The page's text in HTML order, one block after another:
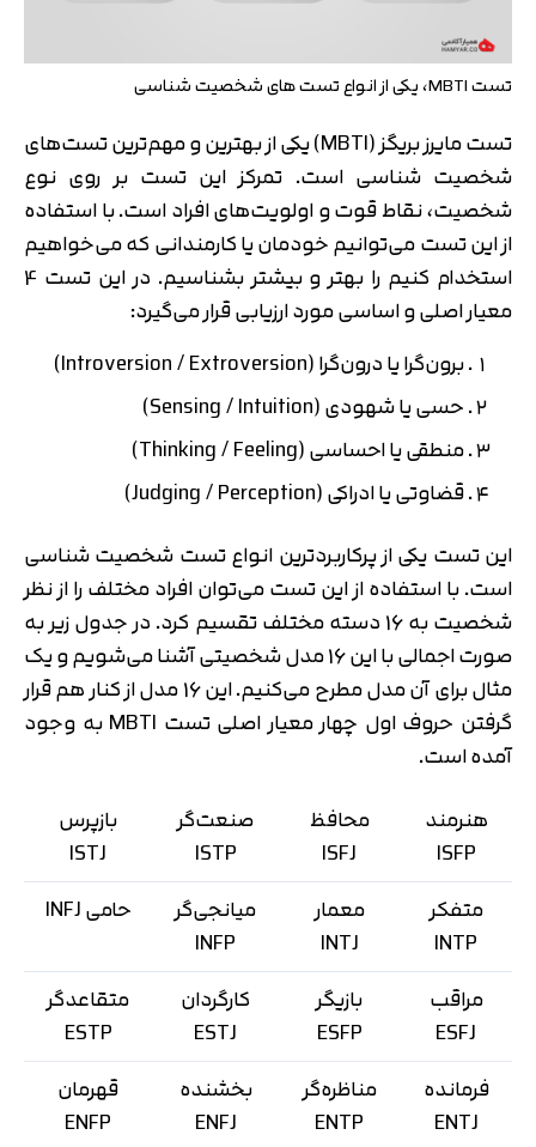
تست MBTI، یکی از انواع تست های شخصیت شناسی
تست مایرز بریگز (MBTI) یکی از بهترین و مهم‌ترین تست‌های
شخصیت شناسی است. تمرکز این تست بر روی نوع
شخصیت، نقاط قوت و اولویت‌های افراد است. با استفاده
از این تست می‌توانیم خودمان یا کارمندانی که می‌خواهیم
استخدام کنیم را بهتر و بیشتر بشناسیم. در این تست 4
معیار اصلی و اساسی مورد ارزیابی قرار می‌گیرد:
برون‌گرا یا درون‌گرا (Introversion / Extroversion)
حسی یا شهودی (Sensing / Intuition)
منطقی یا احساسی (Thinking / Feeling)
قضاوتی یا ادراکی (Judging / Perception)
این تست یکی از پرکاربردترین انواع تست‌ شخصیت شناسی
است. با استفاده از این تست می‌توان افراد مختلف را از نظر
شخصیت به 16 دسته مختلف تقسیم کرد. در جدول زیر به
صورت اجمالی با این 16 مدل شخصیتی آشنا می‌شویم و یک
مثال برای آن مدل مطرح می‌کنیم. این 16 مدل از کنار هم قرار
گرفتن حروف اول چهار معیار اصلی تست MBTI به وجود
آمده است.
هنرمند
ISFP
محافظ
ISFJ
صنعت‌گر
ISTP
بازپرس
ISTJ
متفکر
INTP
معمار
INTJ
میانجی‌گر
INFP
حامی INFJ
مراقب
ESFJ
بازیگر
ESFP
کارگردان
ESTJ
متقاعدگر
ESTP
فرمانده
ENTJ
مناظره‌گر
ENTP
بخشنده
ENFJ
قهرمان
ENFP
تایید کد
کد ارسال شده را وارد کنید